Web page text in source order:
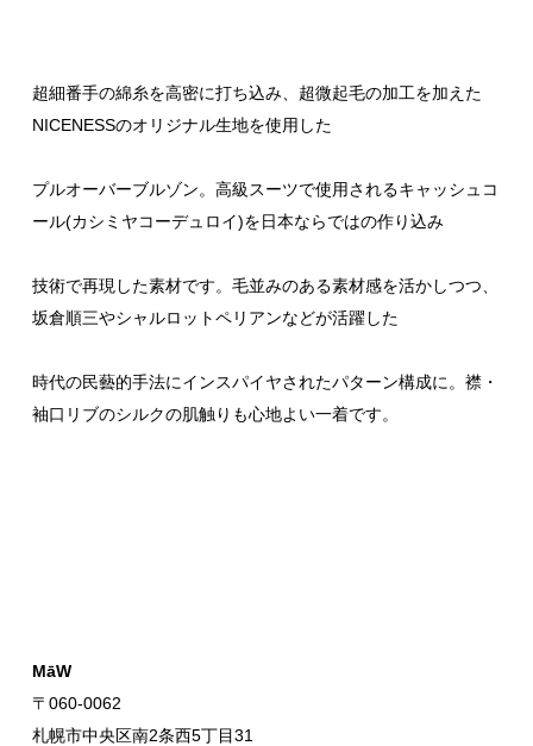
超細番手の綿糸を高密に打ち込み、超微起毛の加工を加えた
NICENESSのオリジナル生地を使用した
プルオーバーブルゾン。高級スーツで使用されるキャッシュコ
ール(カシミヤコーデュロイ)を日本ならではの作り込み
技術で再現した素材です。毛並みのある素材感を活かしつつ、
坂倉順三やシャルロットペリアンなどが活躍した
時代の民藝的手法にインスパイヤされたパターン構成に。襟・
袖口リブのシルクの肌触りも心地よい一着です。
MāW
〒060-0062
札幌市中央区南2条西5丁目31